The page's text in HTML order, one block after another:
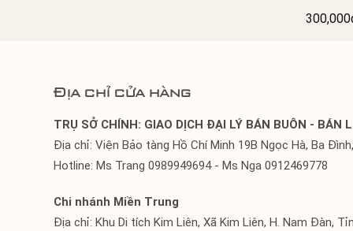
CAO
Địa chỉ cửa hàng
TRỤ SỞ CHÍNH: GIAO DỊCH ĐẠI LÝ BÁN BUÔN - BÁN
Địa chỉ: Viện Bảo tàng Hồ Chí Minh 19B Ngọc Hà, Ba
Hotline: Ms Trang 0989949694 - Ms Nga 0912469778
Chi nhánh Miền Trung
Địa chỉ: Khu Di tích Kim Liên, Xã Kim Liên, H. Nam Đàn,